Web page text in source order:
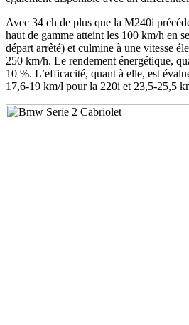
Avec 34 ch de plus que la M240i
haut de gamme atteint les 100 km/h en
départ arrêté) et culmine à une vitesse
250 km/h. Le rendement énergétique,
10 %. L’efficacité, quant à elle, est
17,6-19 km/l pour la 220i et 23,5-25,5